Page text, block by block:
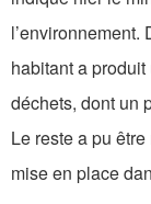
habitant a
déchets, dont un
Le reste a pu
mise en place